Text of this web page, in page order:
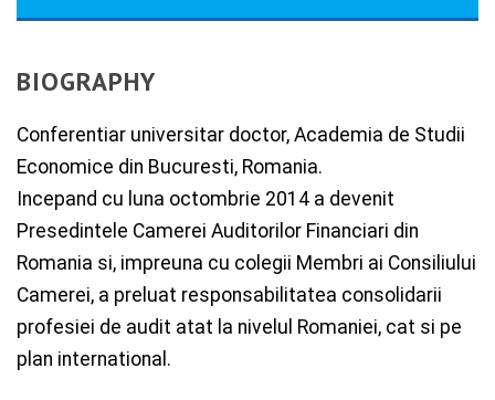
BIOGRAPHY
Conferentiar universitar doctor, Academia de Studii
Economice din Bucuresti, Romania.
Incepand cu luna octombrie 2014 a devenit
Presedintele Camerei Auditorilor Financiari din
Romania si, impreuna cu colegii Membri ai Consiliului
Camerei, a preluat responsabilitatea consolidarii
profesiei de audit atat la nivelul Romaniei, cat si pe
plan international.